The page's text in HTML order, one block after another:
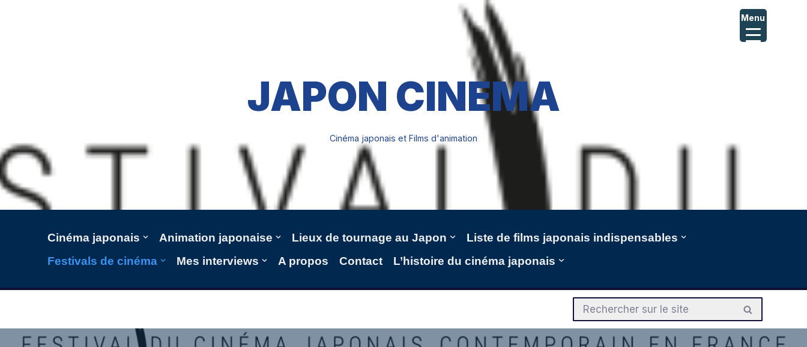
JAPON CINEMA
Cinéma japonais et Films d'animation
Cinéma japonais Animation japonaise Lieux de tournage au Japon
Liste de films japonais indispensables
Festivals de cinéma
Mes interviews A propos Contact L’histoire du cinéma japonais
Menu